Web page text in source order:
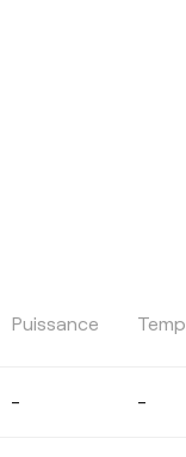
COULEUR
Puissance Temp.
- -